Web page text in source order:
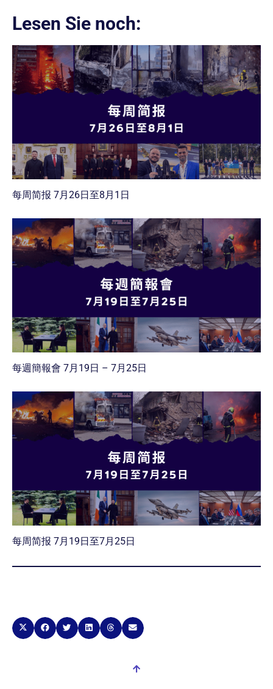
Lesen Sie noch:
每周简报 7月26日至8月1日
每週簡報會 7月19日 – 7月25日
每周简报 7月19日至7月25日